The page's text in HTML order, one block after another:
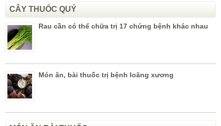
CÂY THUỐC QUÝ
Rau cần có thể chữa trị 17 chứng bệnh khác nhau
Món ăn, bài thuốc trị bệnh loãng xương